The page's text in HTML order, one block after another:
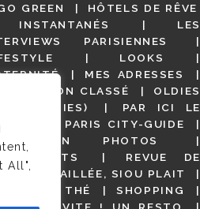
All",
GREEN
HÔTELS DE RÊVE
INSTANTANÉS
LES
PARISIENNES
LOOKS
MES ADRESSES
NON CLASSÉ
OLDIES
GOODIES)
PAR ICI LE
!
PARIS CITY-GUIDE
EN PHOTOS
REVUE DE
DÉTAILLÉE, SIOU PLAIT
DE THÉ
SHOPPING
VITE ! UN RESTO